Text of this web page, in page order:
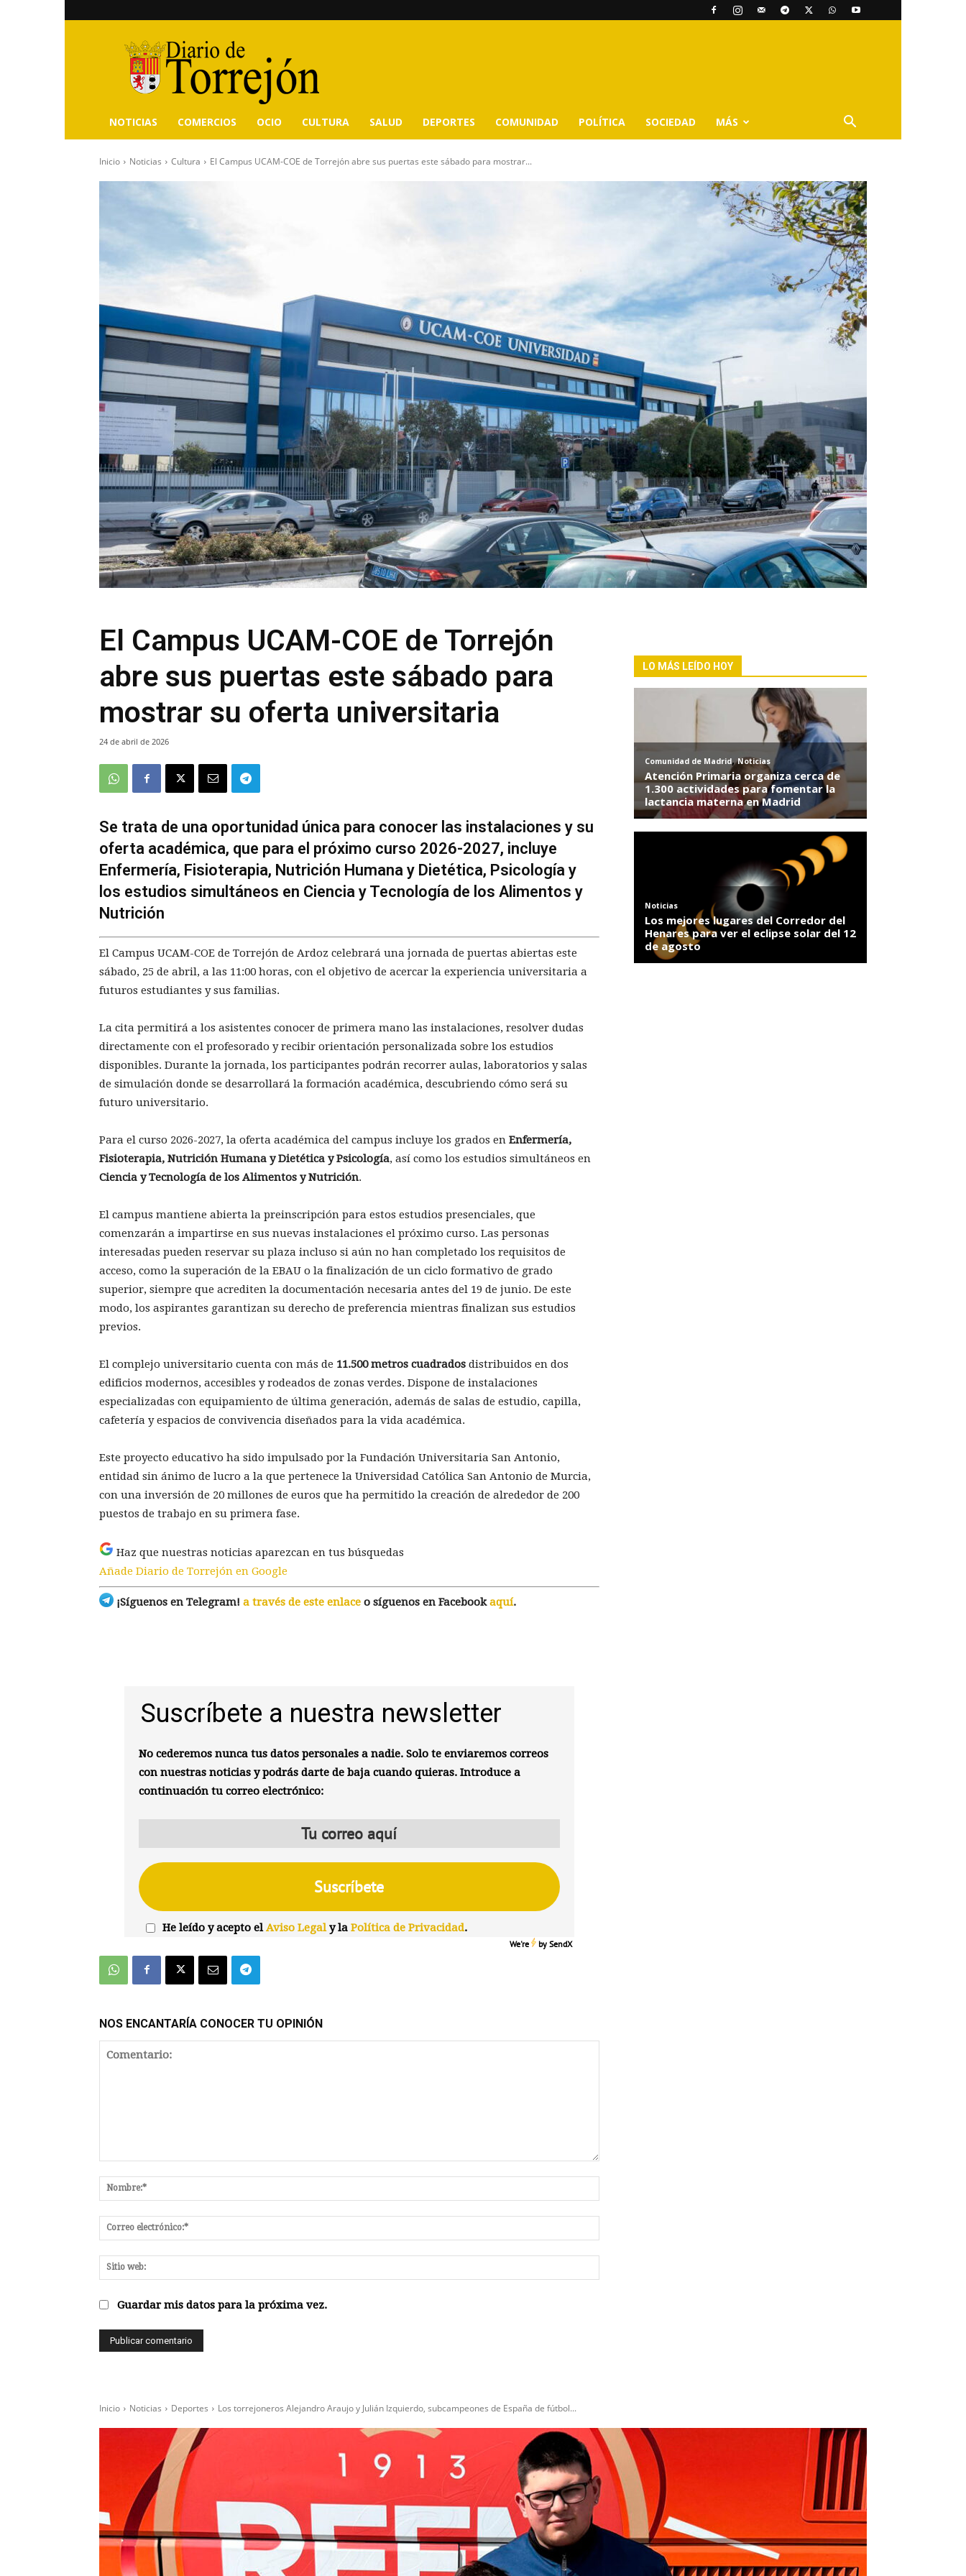
Diario
de
Torrejón
NOTICIAS COMERCIOS OCIO CULTURA SALUD DEPORTES COMUNIDAD POLÍTICA SOCIEDAD MÁS
Inicio Noticias Cultura El Campus UCAM-COE de Torrejón abre sus puertas este sábado para mostrar...
El Campus UCAM-COE de Torrejón
abre sus puertas este sábado para
mostrar su oferta universitaria
24 de abril de 2026
Se trata de una oportunidad única para conocer las instalaciones y su
oferta académica, que para el próximo curso 2026-2027, incluye
Enfermería, Fisioterapia, Nutrición Humana y Dietética, Psicología y
los estudios simultáneos en Ciencia y Tecnología de los Alimentos y
Nutrición
El Campus UCAM-COE de Torrejón de Ardoz celebrará una jornada de puertas abiertas este
sábado, 25 de abril, a las 11:00 horas, con el objetivo de acercar la experiencia universitaria a
futuros estudiantes y sus familias.
La cita permitirá a los asistentes conocer de primera mano las instalaciones, resolver dudas
directamente con el profesorado y recibir orientación personalizada sobre los estudios
disponibles. Durante la jornada, los participantes podrán recorrer aulas, laboratorios y salas
de simulación donde se desarrollará la formación académica, descubriendo cómo será su
futuro universitario.
Para el curso 2026-2027, la oferta académica del campus incluye los grados en Enfermería,
Fisioterapia, Nutrición Humana y Dietética y Psicología, así como los estudios simultáneos en
Ciencia y Tecnología de los Alimentos y Nutrición.
El campus mantiene abierta la preinscripción para estos estudios presenciales, que
comenzarán a impartirse en sus nuevas instalaciones el próximo curso. Las personas
interesadas pueden reservar su plaza incluso si aún no han completado los requisitos de
acceso, como la superación de la EBAU o la finalización de un ciclo formativo de grado
superior, siempre que acrediten la documentación necesaria antes del 19 de junio. De este
modo, los aspirantes garantizan su derecho de preferencia mientras finalizan sus estudios
previos.
El complejo universitario cuenta con más de 11.500 metros cuadrados distribuidos en dos
edificios modernos, accesibles y rodeados de zonas verdes. Dispone de instalaciones
especializadas con equipamiento de última generación, además de salas de estudio, capilla,
cafetería y espacios de convivencia diseñados para la vida académica.
Este proyecto educativo ha sido impulsado por la Fundación Universitaria San Antonio,
entidad sin ánimo de lucro a la que pertenece la Universidad Católica San Antonio de Murcia,
con una inversión de 20 millones de euros que ha permitido la creación de alrededor de 200
puestos de trabajo en su primera fase.
Haz que nuestras noticias aparezcan en tus búsquedas
Añade Diario de Torrejón en Google
¡Síguenos en Telegram! a través de este enlace o síguenos en Facebookaquí.
Suscríbete a nuestra newsletter
No cederemos nunca tus datos personales a nadie. Solo te enviaremos correos
con nuestras noticias y podrás darte de baja cuando quieras. Introduce a
continuación tu correo electrónico:
He leído y acepto elAviso Legaly la Política de Privacidad.
We're bySendX
NOS ENCANTARÍA CONOCER TU OPINIÓN
electrónico:*
web:
Guardar mis datos para la próxima vez.
LO MÁS LEÍDO HOY